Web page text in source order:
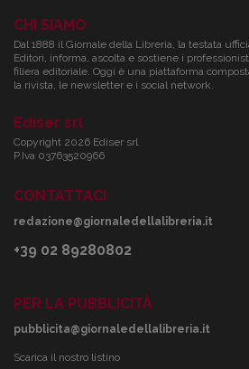
CHI SIAMO
Dal 1888 il Giornale della Libreria, la testata
Editori, informa, ascolta e sostiene i
filiera editoriale. Oggi è una piattaforma
la rivista, le newsletter e i social network.
Ediser srl
Copyright 2026 Ediser srl
P.Iva 03763520966
CONTATTACI
redazione@giornaledellalibreria.it
+39 02 89280802
PER LA PUBBLICITÀ
pubblicita@giornaledellalibreria.it
Scarica il nostro listino